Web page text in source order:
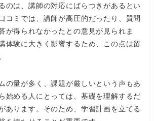
のは、講師の対応にばらつきがあるとい
コミでは、講師が高圧的だったり、質問
が得られなかったとの意見が見られま
体験に大きく影響するため、この点は留
の量が多く、課題が厳しいという声もあ
始める人にとっては、基礎を理解するだ
あります。そのため、学習計画を立てる